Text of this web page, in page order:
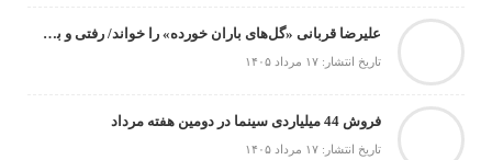
علیرضا قربانی «گل‌های باران خورده» را خواند/ رفتی و بعد از تو دنیا غرق شد در گریه‌هایم
تاریخ انتشار: ۱۷ مرداد ۱۴۰۵
فروش 44 میلیاردی سینما در دومین هفته مرداد
تاریخ انتشار: ۱۷ مرداد ۱۴۰۵